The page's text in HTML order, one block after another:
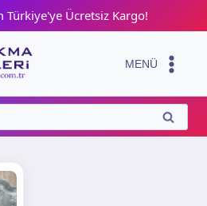
Türkiye'ye Ücretsiz Kargo!
MENÜ
ARA